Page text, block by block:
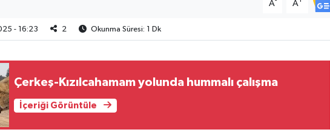
A A
- 16:23 2 Okunma Süresi: 1 Dk
Çerkeş-Kızılcahamam yolunda hummalı çalışma
İçeriği Görüntüle